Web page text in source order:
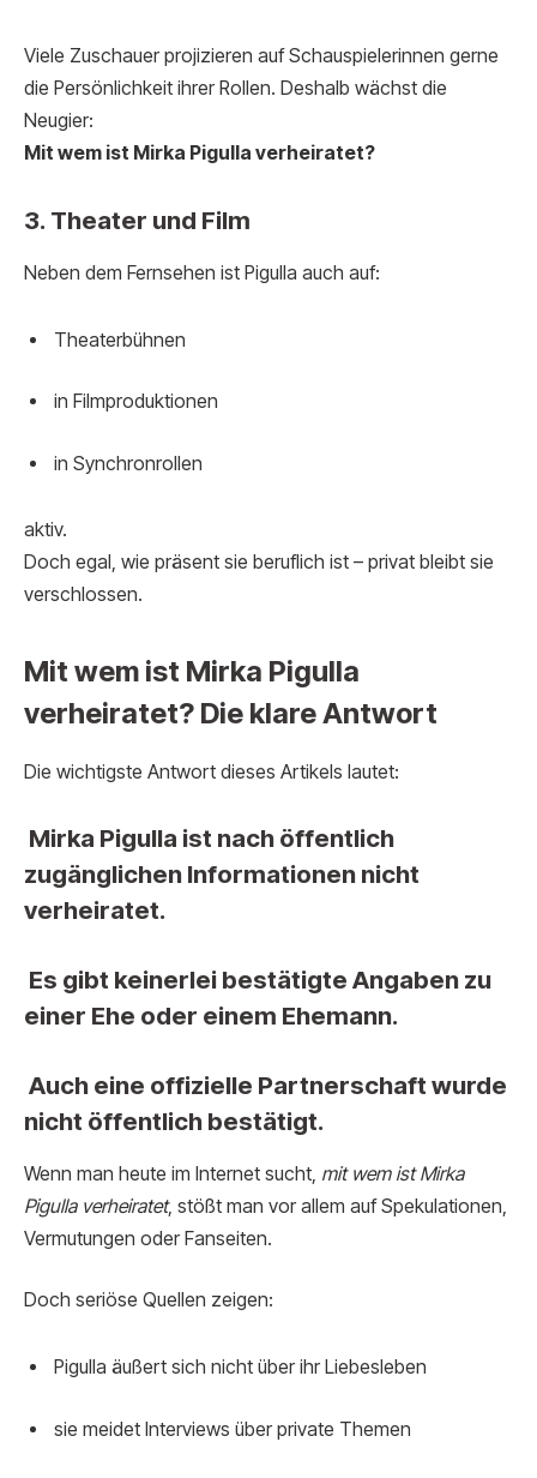
Viele Zuschauer projizieren auf Schauspielerinnen gerne
die Persönlichkeit ihrer Rollen. Deshalb wächst die
Neugier:
Mit wem ist Mirka Pigulla verheiratet?
3. Theater und Film
Neben dem Fernsehen ist Pigulla auch auf:
Theaterbühnen
in Filmproduktionen
in Synchronrollen
aktiv.
Doch egal, wie präsent sie beruflich ist – privat bleibt sie
verschlossen.
Mit wem ist Mirka Pigulla
verheiratet? Die klare Antwort
Die wichtigste Antwort dieses Artikels lautet:
Mirka Pigulla ist nach öffentlich
zugänglichen Informationen nicht
verheiratet.
Es gibt keinerlei bestätigte Angaben zu
einer Ehe oder einem Ehemann.
Auch eine offizielle Partnerschaft wurde
nicht öffentlich bestätigt.
Wenn man heute im Internet sucht, mit wem ist Mirka
Pigulla verheiratet, stößt man vor allem auf Spekulationen,
Vermutungen oder Fanseiten.
Doch seriöse Quellen zeigen:
Pigulla äußert sich nicht über ihr Liebesleben
sie meidet Interviews über private Themen